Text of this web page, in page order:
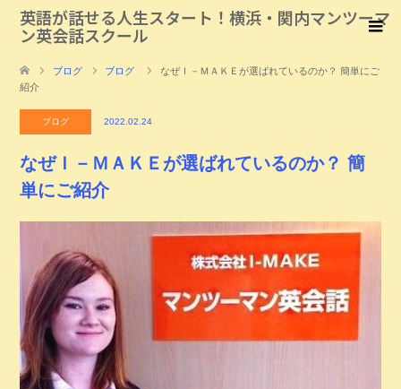
英語が話せる人生スタート！横浜・関内マンツーマ
ン英会話スクール
ブログ ブログ
なぜＩ－ＭＡＫＥが選ばれているのか？ 簡単にご
紹介
ブログ 2022.02.24
なぜＩ－ＭＡＫＥが選ばれているのか？ 簡
単にご紹介